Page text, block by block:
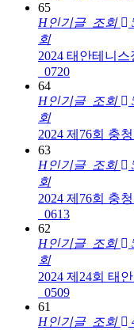
65
H인기글 조회
회
2024 태안테니
_0720
64
H인기글 조회
회
2024 제76회 충
63
H인기글 조회
회
2024 제76회 충
_0613
62
H인기글 조회
회
2024 제24회 태
_0509
61
H인기글 조회